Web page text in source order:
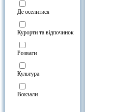
Де оселитися
Курорти та відпочинок
Розваги
Культура
Вокзали